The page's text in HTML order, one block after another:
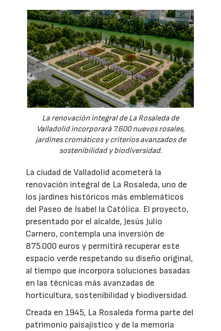
La renovación integral de La Rosaleda de
Valladolid incorporará 7.600 nuevos rosales,
jardines cromáticos y criterios avanzados de
sostenibilidad y biodiversidad.
La ciudad de Valladolid acometerá la
renovación integral de La Rosaleda, uno de
los jardines históricos más emblemáticos
del Paseo de Isabel la Católica. El proyecto,
presentado por el alcalde, Jesús Julio
Carnero, contempla una inversión de
875.000 euros y permitirá recuperar este
espacio verde respetando su diseño original,
al tiempo que incorpora soluciones basadas
en las técnicas más avanzadas de
horticultura, sostenibilidad y biodiversidad.
Creada en 1945, La Rosaleda forma parte del
patrimonio paisajístico y de la memoria